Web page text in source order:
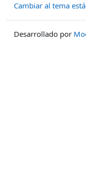
Cambiar al tema
Desarrollado por